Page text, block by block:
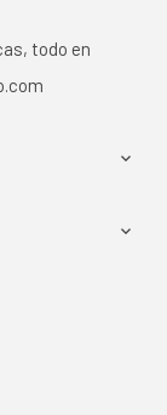
todo en

